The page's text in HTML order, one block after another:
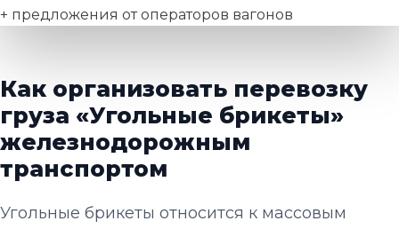
+ предложения от операторов вагонов
Как организовать перевозку
груза «Угольные брикеты»
железнодорожным
транспортом
Угольные брикеты относится к массовым